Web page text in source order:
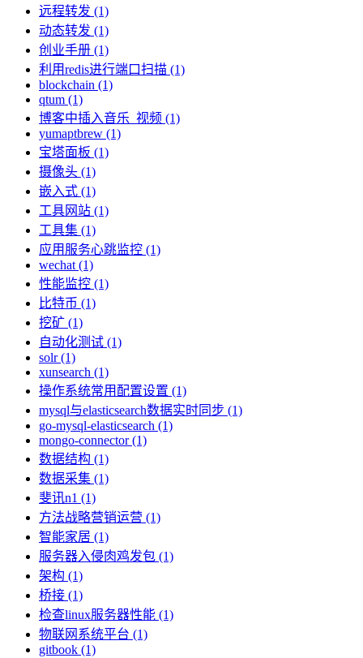
远程转发 (1)
动态转发 (1)
创业手册 (1)
利用redis进行端口扫描 (1)
blockchain (1)
qtum (1)
博客中插入音乐_视频 (1)
yumaptbrew (1)
宝塔面板 (1)
摄像头 (1)
嵌入式 (1)
工具网站 (1)
工具集 (1)
应用服务心跳监控 (1)
wechat (1)
性能监控 (1)
比特币 (1)
挖矿 (1)
自动化测试 (1)
solr (1)
xunsearch (1)
操作系统常用配置设置 (1)
mysql与elasticsearch数据实时同步 (1)
go-mysql-elasticsearch (1)
mongo-connector (1)
数据结构 (1)
数据采集 (1)
斐讯n1 (1)
方法战略营销运营 (1)
智能家居 (1)
服务器入侵肉鸡发包 (1)
架构 (1)
桥接 (1)
检查linux服务器性能 (1)
物联网系统平台 (1)
gitbook (1)